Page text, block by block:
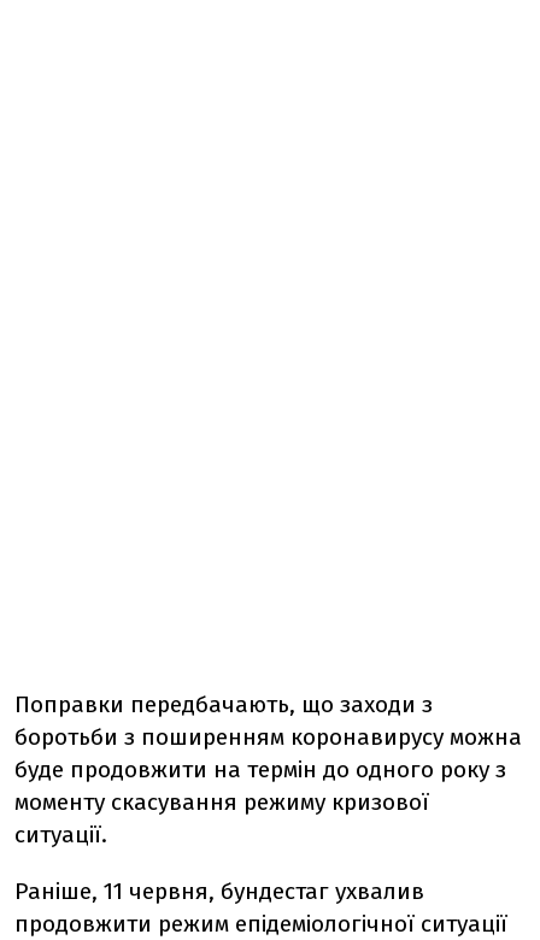
Поправки передбачають, що заходи з
боротьби з поширенням коронавирусу можна
буде продовжити на термін до одного року з
моменту скасування режиму кризової
ситуації.
Раніше, 11 червня, бундестаг ухвалив
продовжити режим епідеміологічної ситуації